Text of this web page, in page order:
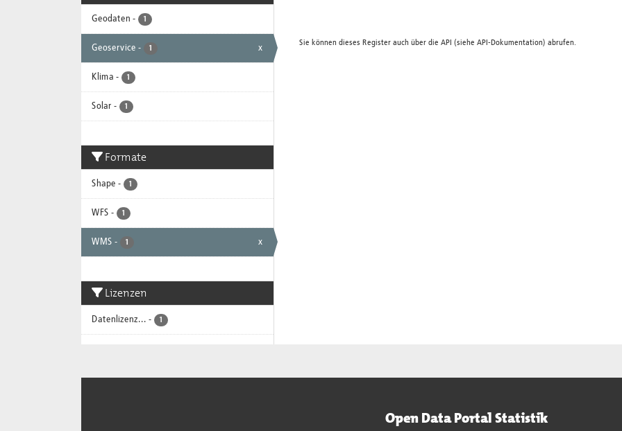
Geodaten - 1
Geoservice - 1 x
Klima - 1
Solar - 1
Formate
Shape - 1
WFS - 1
WMS - 1 x
Lizenzen
Datenlizenz... - 1
Sie können dieses Register auch über die API (siehe API-Dokumentation) abrufen.
Open Data Portal Statistik